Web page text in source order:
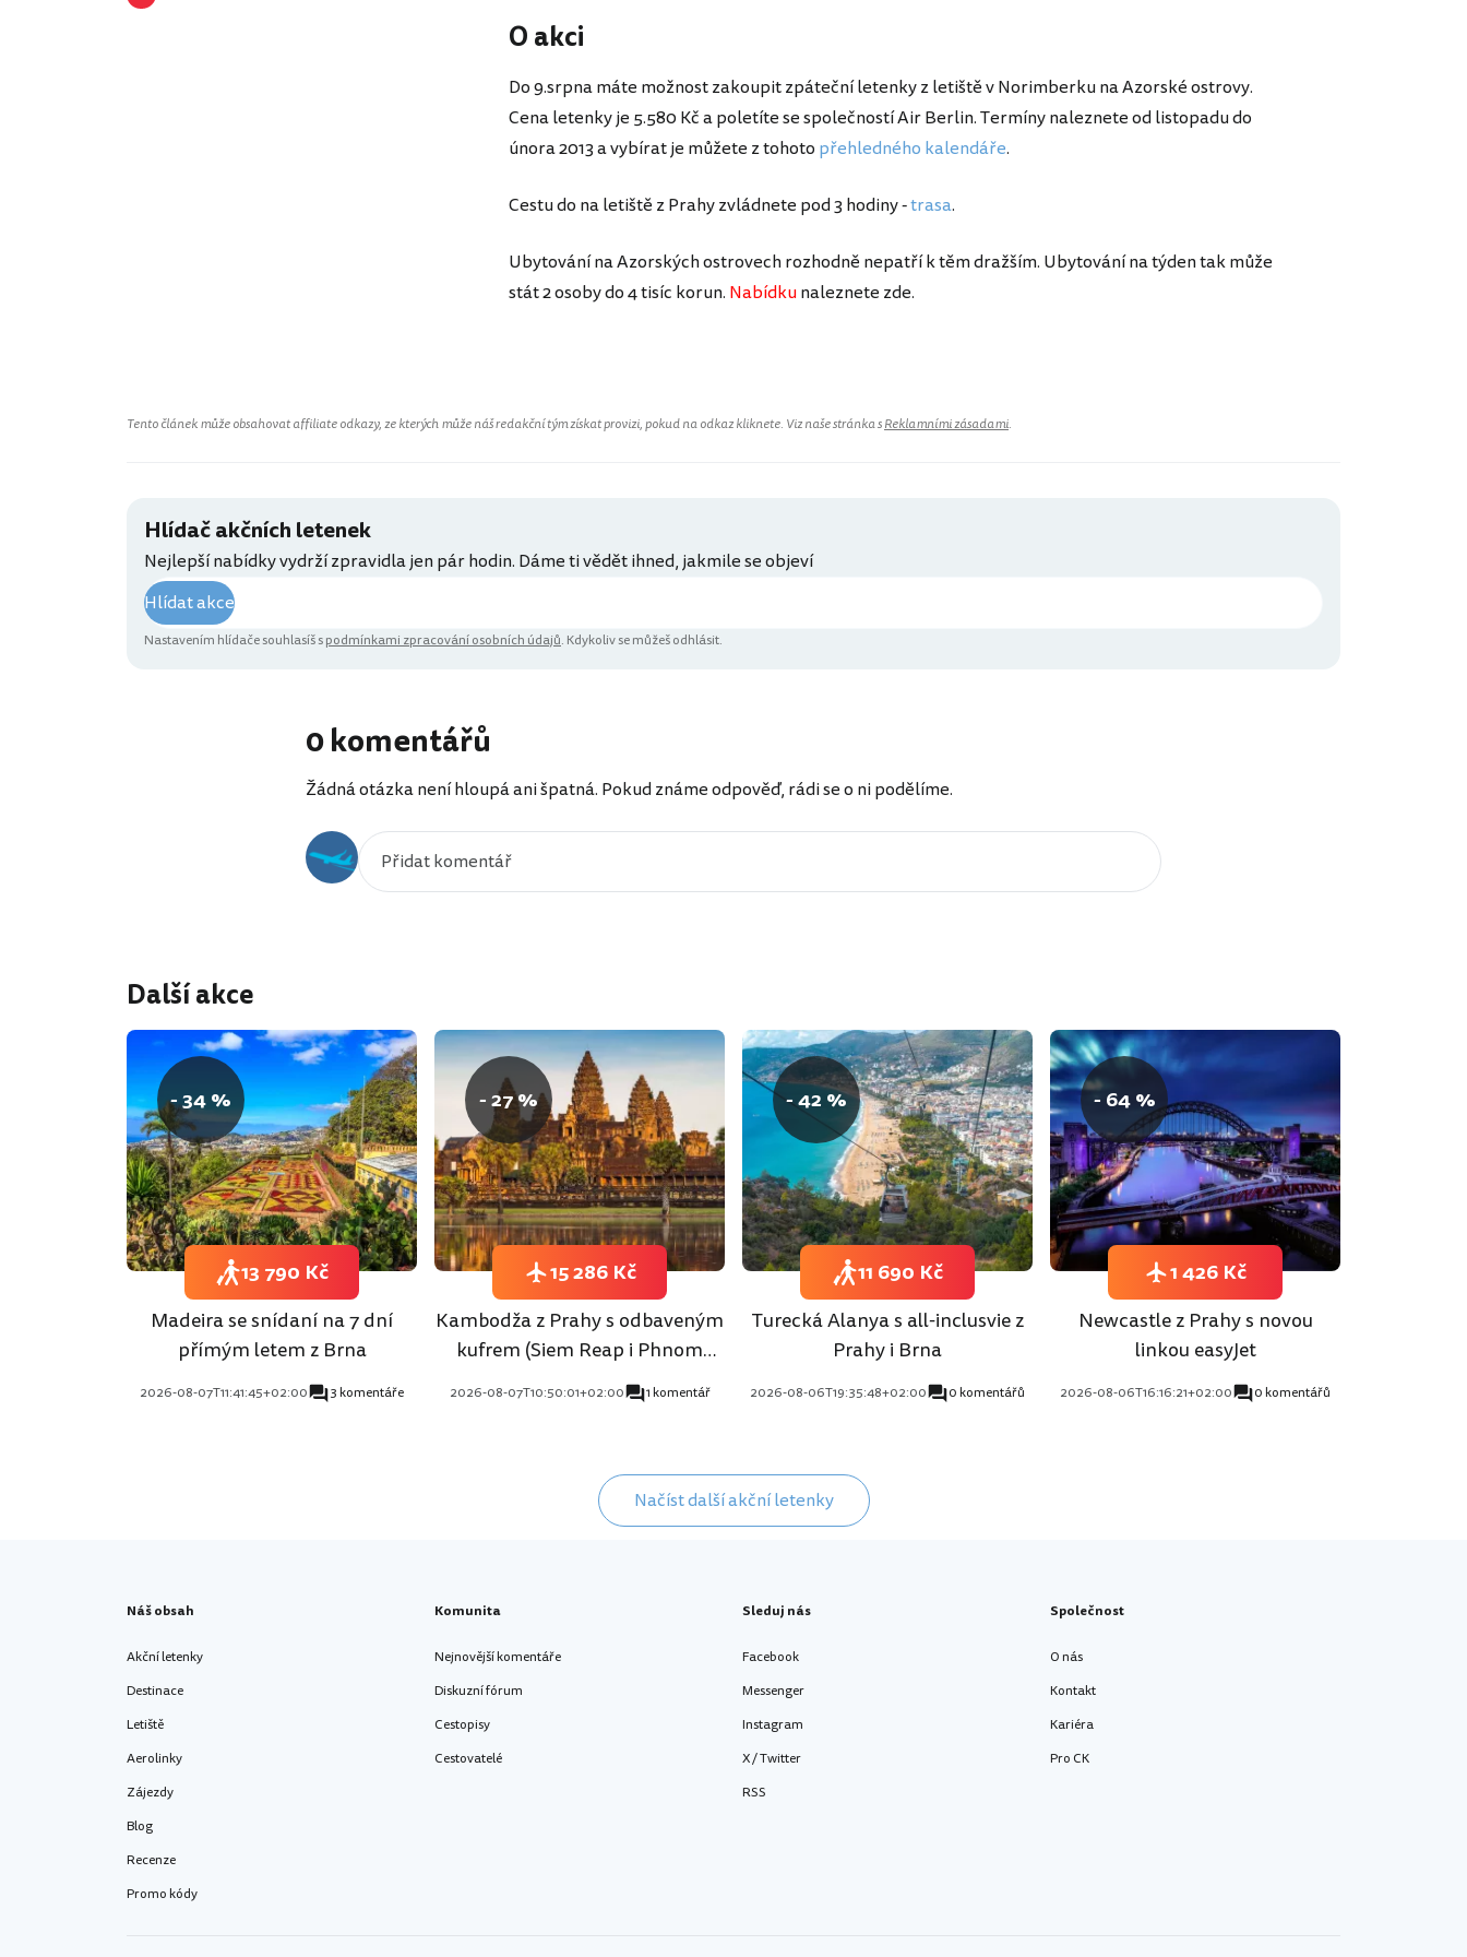
O akci
Do 9.srpna máte možnost zakoupit zpáteční letenky z letiště v Norimberku na Azorské ostrovy.
Cena letenky je 5.580 Kč a poletíte se společností Air Berlin. Termíny naleznete od listopadu do
února 2013 a vybírat je můžete z tohoto přehledného kalendáře.
Cestu do na letiště z Prahy zvládnete pod 3 hodiny -trasa.
Ubytování na Azorských ostrovech rozhodně nepatří k těm dražším. Ubytování na týden tak může
stát 2 osoby do 4 tisíc korun. Nabídkunaleznete zde.
Tento článek může obsahovat affiliate odkazy, ze kterých může náš redakční tým získat provizi, pokud na odkaz kliknete. Viz naše stránka sReklamními zásadami.
Hlídač akčních letenek
Nejlepší nabídky vydrží zpravidla jen pár hodin. Dáme ti vědět ihned, jakmile se objeví
Hlídat akce
Nastavením hlídače souhlasíš spodmínkami zpracování osobních údajů. Kdykoliv se můžeš odhlásit.
0 komentářů
Žádná otázka není hloupá ani špatná. Pokud známe odpověď, rádi se o ni podělíme.
Další akce
- 34 %
Madeira se snídaní na 7 dní
přímým letem z Brna
2026-08-07T11:41:45+02:00 3 komentáře
13 790 Kč
- 27 %
Kambodža z Prahy s odbaveným
kufrem (Siem Reap i Phnom
2026-08-07T10:50:01+02:00 1 komentář
15 286 Kč
- 42 %
Turecká Alanya s all-inclusvie z
Prahy i Brna
2026-08-06T19:35:48+02:00 0 komentářů
11 690 Kč
- 64 %
Newcastle z Prahy s novou
linkou easyJet
2026-08-06T16:16:21+02:00 0 komentářů
1 426 Kč
Načíst další akční letenky
Náš obsah
Akční letenky
Destinace
Letiště
Aerolinky
Zájezdy
Blog
Recenze
Promo kódy
Komunita
Nejnovější komentáře
Diskuzní fórum
Cestopisy
Cestovatelé
Sleduj nás
Facebook
Messenger
Instagram
X / Twitter
RSS
Společnost
O nás
Kontakt
Kariéra
Pro CK